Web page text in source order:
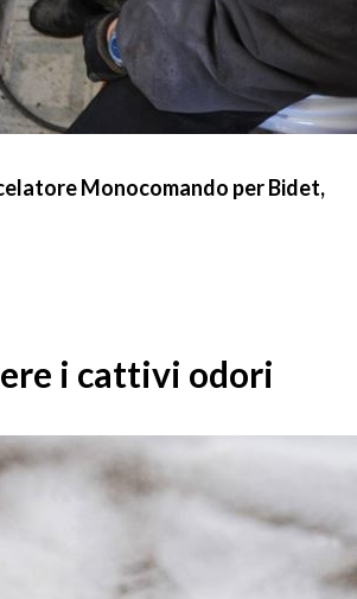
Monocomando per Bidet,
i cattivi odori